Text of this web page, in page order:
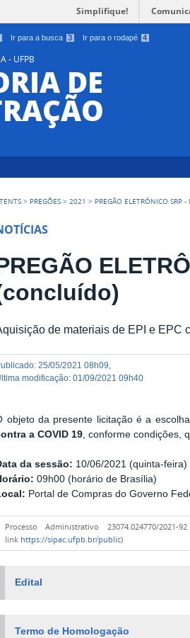
Ir para a busca 3 Ir para o rodapé 4
Simplifique!
- UFPB
DE
> PREGÕES >2021 > PREGÃO ELETRÔNICO SRP
de materiais de EPI e EPC
publicado:25/05/2021 08h09
última modificação:01/09/2021 09h40
objeto da presente licitação é a
a COVID 19 , conforme condições,
da sessão: 10/06/2021 (quinta-feira)
09h00 (horário de Brasília)
Portal de Compras do Governo
Processo Administrativo 23074.024770/
link https://sipac.ufpb.br/public)
Edital
Termo de Homologação